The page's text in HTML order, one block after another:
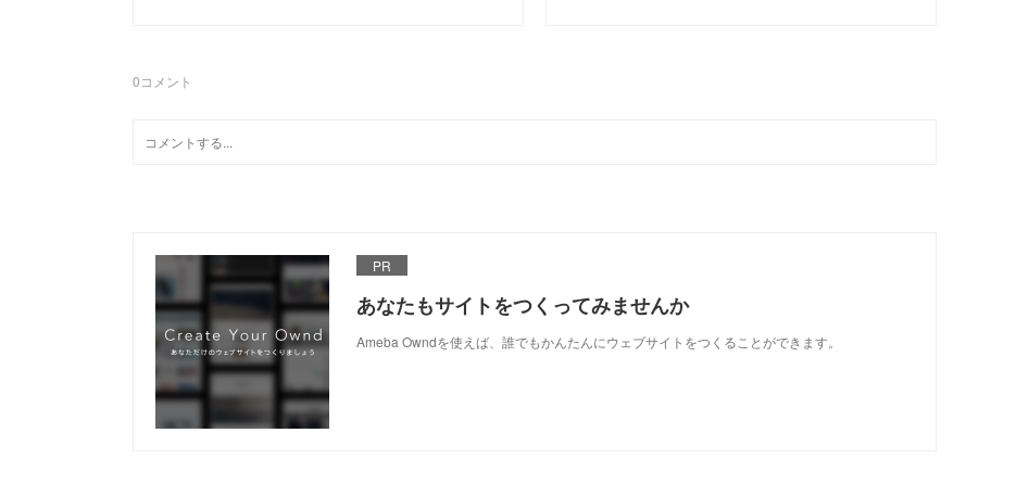
0コメント
PR
あなたもサイトをつくってみませんか
Ameba Owndを使えば、誰でもかんたんにウェブサイトをつくることができます。